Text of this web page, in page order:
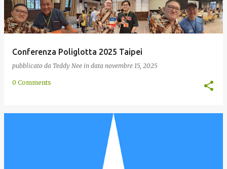
Conferenza Poliglotta 2025 Taipei
pubblicato da Teddy Nee in data novembre 15, 2025
0 Comments